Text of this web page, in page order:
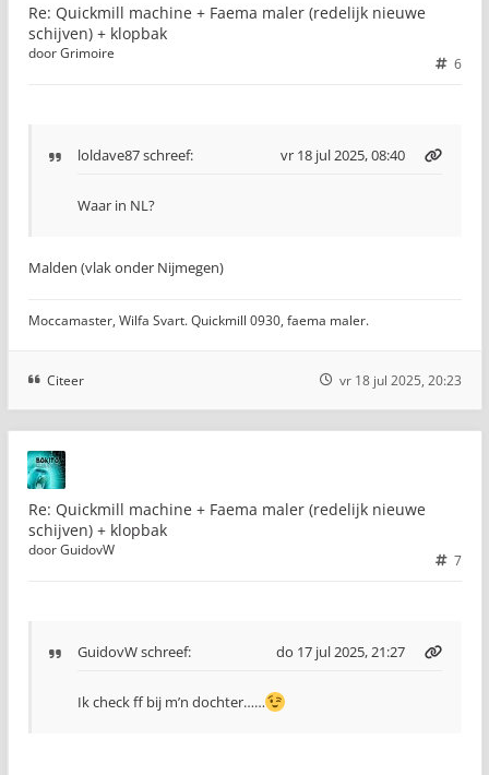
Re: Quickmill machine + Faema maler (redelijk nieuwe
schijven) + klopbak
6
doorGrimoire
loldave87schreef: vr 18 jul 2025, 08:40
Waar in NL?
Malden (vlak onder Nijmegen)
Moccamaster, Wilfa Svart. Quickmill 0930, faema maler.
Citeer vr 18 jul 2025, 20:23
Re: Quickmill machine + Faema maler (redelijk nieuwe
schijven) + klopbak
7
doorGuidovW
GuidovWschreef: do 17 jul 2025, 21:27
Ik check ff bij m’n dochter……